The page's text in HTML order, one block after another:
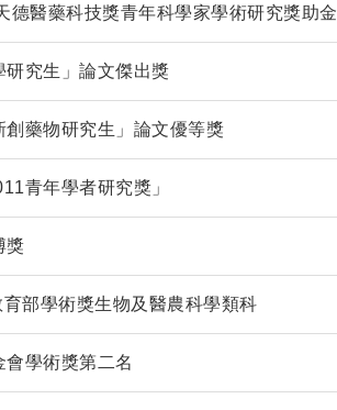
德醫藥科技獎青年科學家學術研究獎助金
究生」論文傑出獎
藥物研究生」論文優等獎
青年學者研究獎」
獎
部學術獎生物及醫農科學類科
學術獎第二名